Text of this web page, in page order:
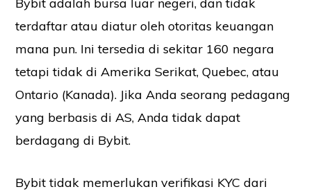
terdaftar atau diatur oleh otoritas keuangan
mana pun. Ini tersedia di sekitar 160 negara
tetapi tidak di Amerika Serikat, Quebec, atau
Ontario (Kanada). Jika Anda seorang pedagang
yang berbasis di AS, Anda tidak dapat
berdagang di Bybit.
Bybit tidak memerlukan verifikasi KYC dari